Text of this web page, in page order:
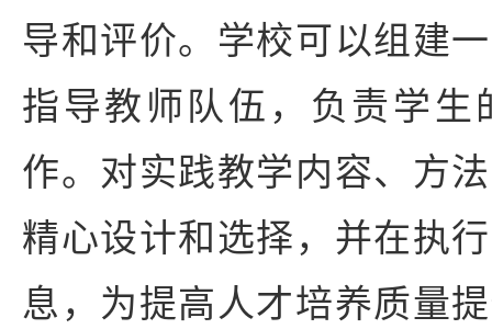
导和评价。学校可以组建
指导教师队伍，负责学生
作。对实践教学内容、方
精心设计和选择，并在执
息，为提高人才培养质量